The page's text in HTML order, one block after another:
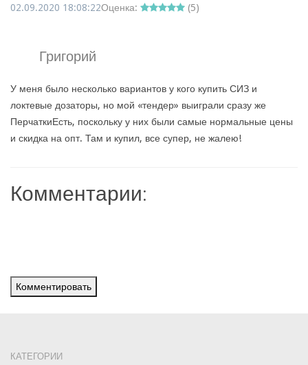
02.09.2020 18:08:22Оценка: (5)
Григорий
У меня было несколько вариантов у кого купить СИЗ и
локтевые дозаторы, но мой «тендер» выиграли сразу же
ПерчаткиЕсть, поскольку у них были самые нормальные цены
и скидка на опт. Там и купил, все супер, не жалею!
Комментарии:
Комментировать
КАТЕГОРИИ